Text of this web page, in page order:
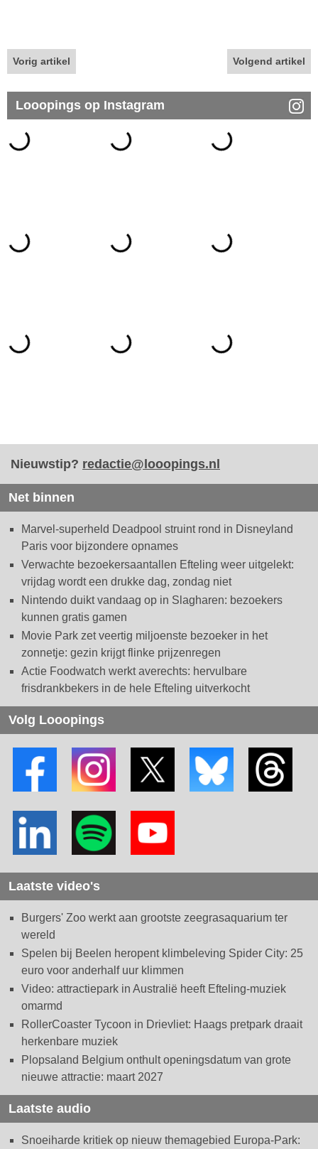
Vorig artikel Volgend artikel
Looopings op Instagram
Nieuwstip? redactie@looopings.nl
Net binnen
Marvel-superheld Deadpool struint rond in Disneyland
Paris voor bijzondere opnames
Verwachte bezoekersaantallen Efteling weer uitgelekt:
vrijdag wordt een drukke dag, zondag niet
Nintendo duikt vandaag op in Slagharen: bezoekers
kunnen gratis gamen
Movie Park zet veertig miljoenste bezoeker in het
zonnetje: gezin krijgt flinke prijzenregen
Actie Foodwatch werkt averechts: hervulbare
frisdrankbekers in de hele Efteling uitverkocht
Volg Looopings
Laatste video's
Burgers' Zoo werkt aan grootste zeegrasaquarium ter
wereld
Spelen bij Beelen heropent klimbeleving Spider City: 25
euro voor anderhalf uur klimmen
Video: attractiepark in Australië heeft Efteling-muziek
omarmd
RollerCoaster Tycoon in Drievliet: Haags pretpark draait
herkenbare muziek
Plopsaland Belgium onthult openingsdatum van grote
nieuwe attractie: maart 2027
Laatste audio
Snoeiharde kritiek op nieuw themagebied Europa-Park: